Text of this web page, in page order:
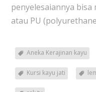
penyelesaiannya
atau PU
Aneka Kerajinan kayu
Kursi kayu jati